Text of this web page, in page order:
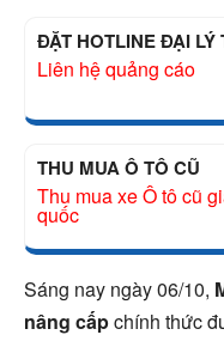
ĐẶT HOTLINE ĐẠI LÝ
Liên hệ quảng cáo
THU MUA Ô TÔ CŨ
Thu mua xe Ô tô cũ
quốc
Sáng nay ngày 06/10,
nâng cấpchính thức